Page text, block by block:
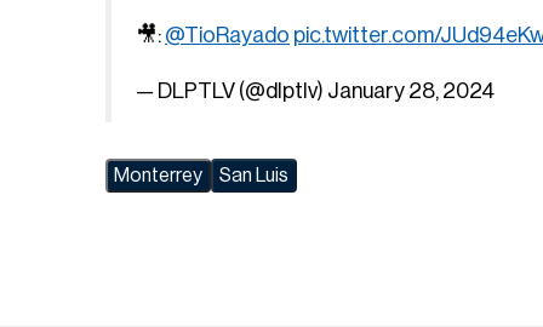
🎥: @TioRayado pic.twitter.com/
— DLPTLV (@dlptlv) January 28, 2024
Monterrey San Luis